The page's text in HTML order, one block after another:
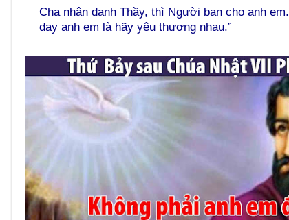
Cha nhân danh Thầy, thì Người ban cho anh em.
dạy anh em là hãy yêu thương nhau.”